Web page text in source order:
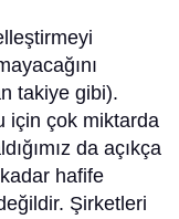
takiye gibi).
için çok miktarda
da açıkça
hafife
Şirketleri